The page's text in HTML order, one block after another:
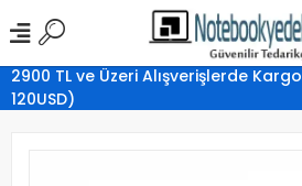
2900 TL ve Üzeri Alışverişlerde
120USD)